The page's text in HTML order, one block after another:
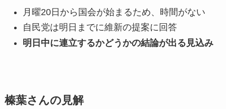
月曜20日から国会が始まるため、時間がない
自民党は明日までに維新の提案に回答
明日中に連立するかどうかの結論が出る見込み
榛葉さんの見解